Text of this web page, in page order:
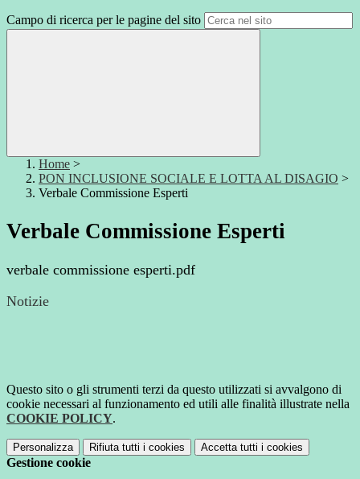
Campo di ricerca per le pagine del sito
Home >
PON INCLUSIONE SOCIALE E LOTTA AL DISAGIO >
Verbale Commissione Esperti
Verbale Commissione Esperti
verbale commissione esperti.pdf
Notizie
Questo sito o gli strumenti terzi da questo utilizzati si avvalgono di
cookie necessari al funzionamento ed utili alle finalità illustrate nella
COOKIE POLICY.
Personalizza Rifiuta tutti i cookies Accetta tutti i cookies
Gestione cookie